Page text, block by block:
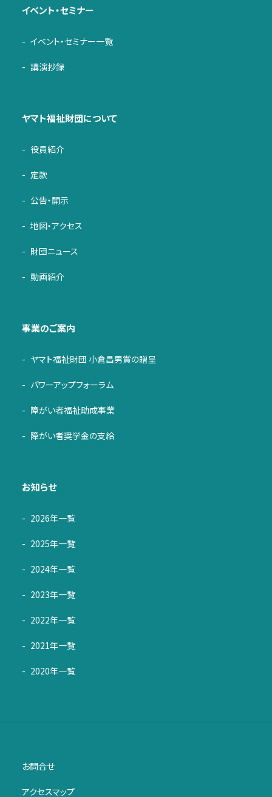
イベント・セミナー
イベント・セミナー一覧
講演抄録
ヤマト福祉財団について
役員紹介
定款
公告・開示
地図・アクセス
財団ニュース
動画紹介
事業のご案内
ヤマト福祉財団 小倉昌男賞の贈呈
パワーアップフォーラム
障がい者福祉助成事業
障がい者奨学金の支給
お知らせ
2026年一覧
2025年一覧
2024年一覧
2023年一覧
2022年一覧
2021年一覧
2020年一覧
お問合せ
アクセスマップ